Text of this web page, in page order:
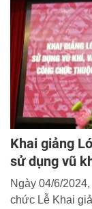
Khai giảng
sử dụng vũ
Ngày 04/6/
chức Lễ Khai